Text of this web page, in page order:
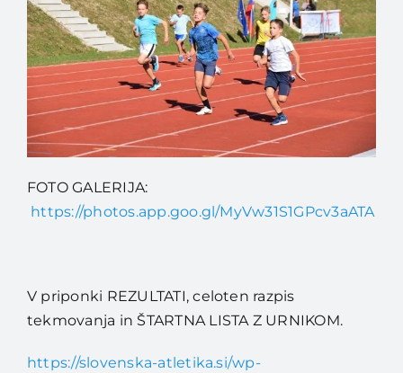
FOTO GALERIJA:
https://photos.app.goo.gl/MyVw31S1GPcv3aATA
V priponki REZULTATI, celoten razpis
tekmovanja in ŠTARTNA LISTA Z URNIKOM.
https://slovenska-atletika.si/wp-